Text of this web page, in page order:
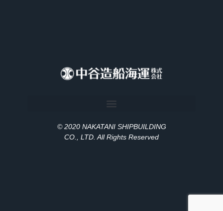
© 2020 NAKATANI SHIPBUILDING
CO., LTD. All Rights Reserved